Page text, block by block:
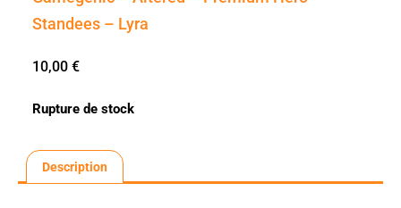
Standees – Lyra
10,00 €
Rupture de stock
Description